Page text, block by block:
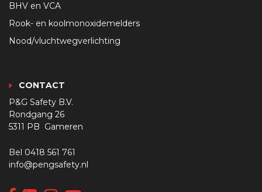
BHV en VCA
Rook- en koolmonoxidemelders
Nood/vluchtwegverlichting
CONTACT
P&G Safety B.V.
Rondgang 26
5311 PB Gameren
Bel 0418 561 761
info@pengsafety.nl